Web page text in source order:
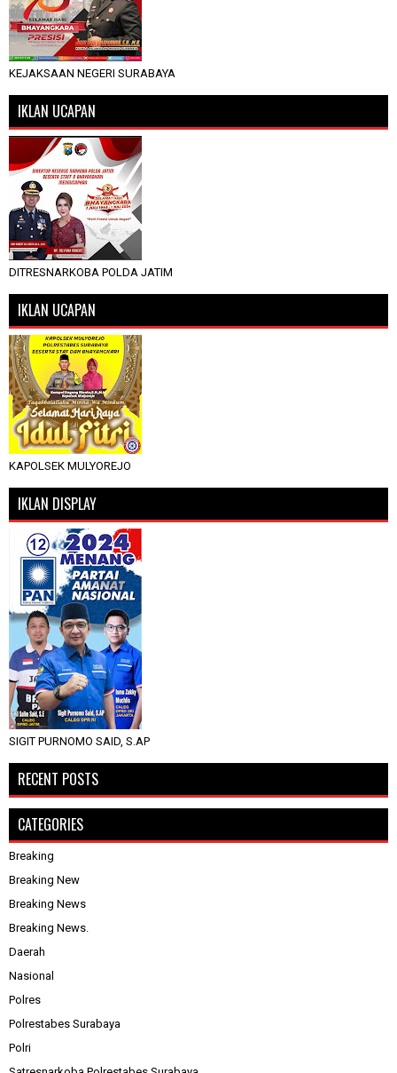
KEJAKSAAN NEGERI SURABAYA
IKLAN UCAPAN
DITRESNARKOBA POLDA JATIM
IKLAN UCAPAN
KAPOLSEK MULYOREJO
IKLAN DISPLAY
SIGIT PURNOMO SAID, S.AP
RECENT POSTS
CATEGORIES
Breaking
Breaking New
Breaking News
Breaking News.
Daerah
Nasional
Polres
Polrestabes Surabaya
Polri